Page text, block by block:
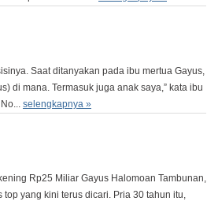
Saat ditanyakan pada ibu mertua Gayus,
di mana. Termasuk juga anak saya,” kata ibu
selengkapnya »
Rp25 Miliar Gayus Halomoan Tambunan,
yang kini terus dicari. Pria 30 tahun itu,